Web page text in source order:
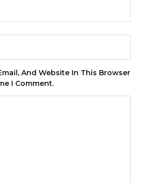
And Website In This Browser
I Comment.